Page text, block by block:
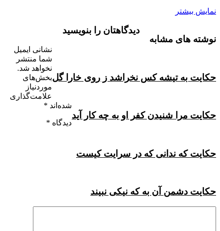
نمایش بیشتر
نوشته های مشابه
حکایت به تیشه کس نخراشد ز روى خارا گل
حکایت مرا شنیدن کفر او به چه کار آید
حکایت که ندانى که در سرایت کیست
حکایت دشمن آن به که نیکی نبیند
دیدگاهتان را بنویسید
نشانی ایمیل
شما منتشر
نخواهد شد.
بخش‌های
موردنیاز
علامت‌گذاری
شده‌اند *
دیدگاه *